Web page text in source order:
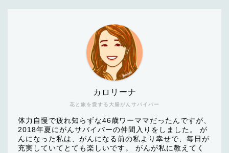
花と旅を愛する大腸がんサバイバー
カロリーナ
体力自慢で疲れ知らずな46歳ワーママだったんですが、
2018年夏にがんサバイバーの仲間入りをしました。 が
んになった私は、がんになる前の私より幸せで、毎日が
充実していてとても楽しいです。 がんが私に教えてく